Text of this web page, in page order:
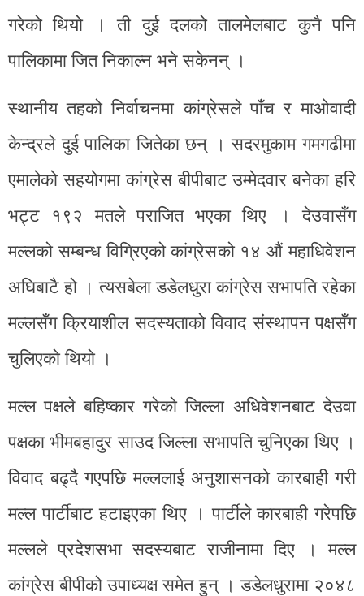
गरेको थियो । ती दुई दलको तालमेलबाट कुनै पनि
पालिकामा जित निकाल्न भने सकेनन् ।
स्थानीय तहको निर्वाचनमा कांग्रेसले पाँच र माओवादी
केन्द्रले दुई पालिका जितेका छन् । सदरमुकाम गमगढीमा
एमालेको सहयोगमा कांग्रेस बीपीबाट उम्मेदवार बनेका हरि
भट्ट १९२ मतले पराजित भएका थिए । देउवासँग
मल्लको सम्बन्ध विग्रिएको कांग्रेसको १४ औं महाधिवेशन
अघिबाटै हो । त्यसबेला डडेलधुरा कांग्रेस सभापति रहेका
मल्लसँग क्रियाशील सदस्यताको विवाद संस्थापन पक्षसँग
चुलिएको थियो ।
मल्ल पक्षले बहिष्कार गरेको जिल्ला अधिवेशनबाट देउवा
पक्षका भीमबहादुर साउद जिल्ला सभापति चुनिएका थिए ।
विवाद बढ्दै गएपछि मल्ललाई अनुशासनको कारबाही गरी
मल्ल पार्टीबाट हटाइएका थिए । पार्टीले कारबाही गरेपछि
मल्लले प्रदेशसभा सदस्यबाट राजीनामा दिए । मल्ल
कांग्रेस बीपीको उपाध्यक्ष समेत हुन् । डडेलधुरामा २०४८